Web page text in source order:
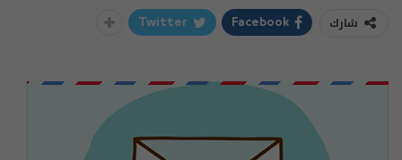
شارك Facebook
Twitter